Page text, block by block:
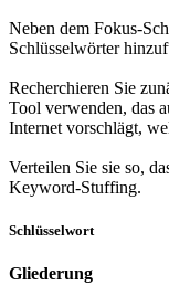
Neben dem Fokus-
Schlüsselwörter
Recherchieren Sie
Tool verwenden, das
Internet vorschlägt,
Verteilen Sie sie so,
Keyword-Stuffing.
Schlüsselwort
Gliederung